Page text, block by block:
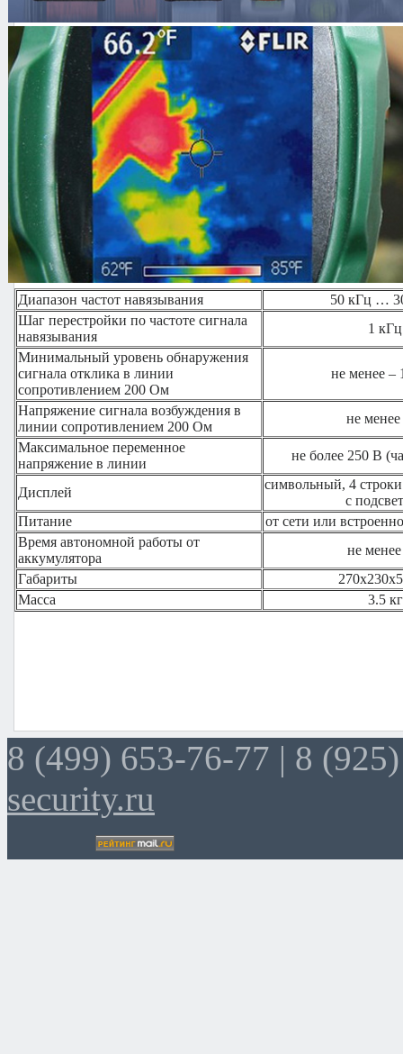
Основные особенности
Автоматическая перестройка
Возможность работы в режиме
Расширенный частотный
Технические характеристики
Диапазон частот навязывания
50 кГц …
Шаг перестройки по частоте сигнала
навязывания
1 кГц
Минимальный уровень обнаружения
сигнала отклика в линии
сопротивлением 200 Ом
не менее –
Напряжение сигнала возбуждения в
линии сопротивлением 200 Ом
не
Максимальное переменное
напряжение в линии
не более 250 В
Дисплей
символьный, 4
с
Питание
от сети или
Время автономной работы от
аккумулятора
не
Габариты
Масса
3.5 кг
8 (499) 653-76-77 | 8
security.ru